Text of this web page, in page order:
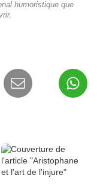
humoristique que